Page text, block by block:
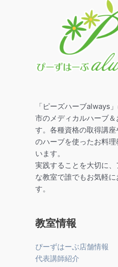
「ピーズハーブalways
市のメディカルハーブ
す。各種資格の取得講
のハーブを使ったお料理
います。
実践することを大切に
な教室で誰でもお気軽に
す。
教室情報
ぴーずはーぶ店舗情報
代表講師紹介